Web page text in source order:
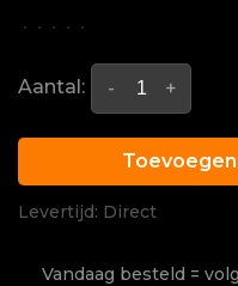
• • • • •
Aantal: +
-
Levertijd: Direct
Vandaag besteld =